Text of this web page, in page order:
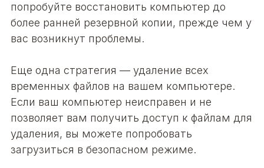
попробуйте восстановить компьютер до
более ранней резервной копии, прежде чем у
вас возникнут проблемы.
Еще одна стратегия — удаление всех
временных файлов на вашем компьютере.
Если ваш компьютер неисправен и не
позволяет вам получить доступ к файлам для
удаления, вы можете попробовать
загрузиться в безопасном режиме.